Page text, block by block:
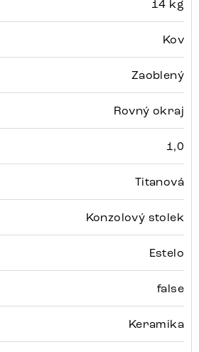
14 kg
Kov
Zaoblený
Rovný okraj
1,0
Titanová
Konzolový stolek
Estelo
false
Keramika